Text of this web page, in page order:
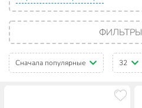
ФИЛЬТРЫ
Сначала популярные 32